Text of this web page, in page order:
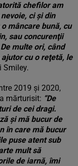
chefilor am
ci şi din
mâncare bună, cu
sau concurenţii
multe ori, când
cu o reţetă, le
Smiley.
2019 și 2020,
mărturisit: “De
de cei dragi.
şi mă bucur de
în care mă bucur
puse atent sub
mult să
de iarnă, îmi